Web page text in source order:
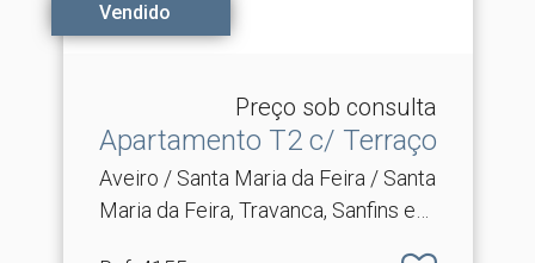
Vendido
Preço sob consulta
Apartamento T2 c/ Terraço
Aveiro / Santa Maria da Feira / Santa
Maria da Feira, Travanca, Sanfins e